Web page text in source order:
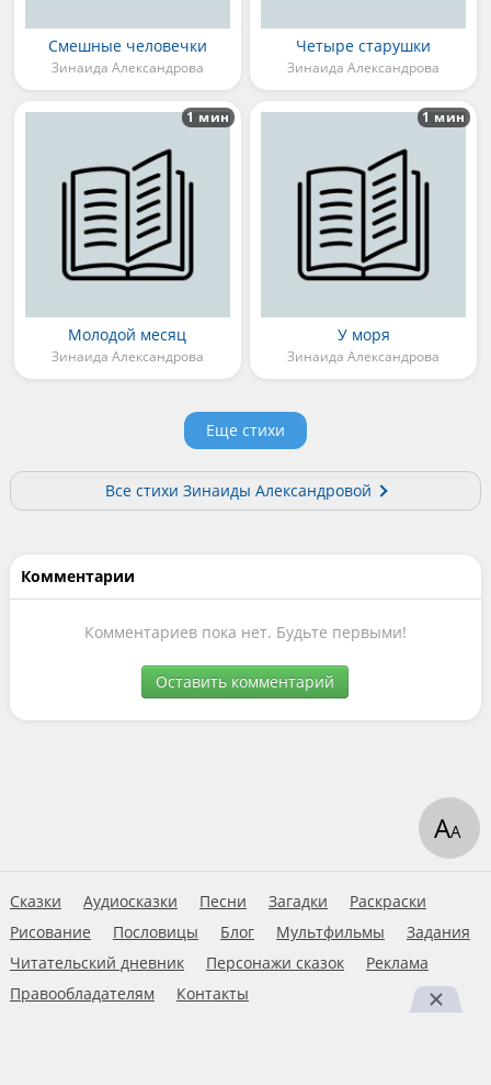
Смешные человечки
Зинаида Александрова
Четыре старушки
Зинаида Александрова
Молодой месяц
Зинаида Александрова
1 мин
У моря
Зинаида Александрова
1 мин
Еще стихи
Все стихи Зинаиды Александровой
Комментарии
Комментариев пока нет. Будьте первыми!
Оставить комментарий
Сказки Аудиосказки Песни Загадки
Раскраски
Рисование
Пословицы Блог Мультфильмы
Задания
Читательский дневник
Персонажи сказок
Реклама
Правообладателям
Контакты
АА